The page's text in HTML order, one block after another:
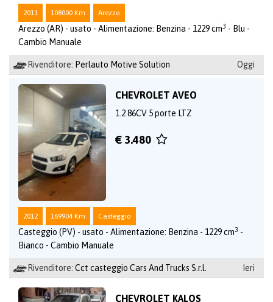
2011 108000 Km Arezzo
Arezzo (AR) - usato - Alimentazione: Benzina - 1229 cm3 - Blu -
Cambio Manuale
Rivenditore: Perlauto Motive Solution Oggi
CHEVROLET AVEO
1.2 86CV 5 porte LTZ
€ 3.480
2012 169904 Km Casteggio
Casteggio (PV) - usato - Alimentazione: Benzina - 1229 cm3 -
Bianco - Cambio Manuale
Rivenditore: Cct casteggio Cars And Trucks S.r.l. Ieri
CHEVROLET KALOS